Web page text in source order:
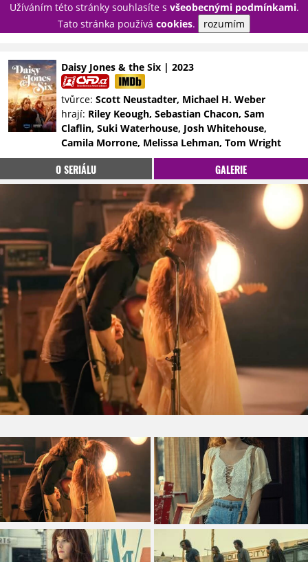
Užíváním této stránky souhlasíte s všeobecnými podmínkami.
Tato stránka používá cookies. rozumím
PŘIHLÁSIT
NOVINKY
TÉMATA
RECENZE
EPIZODY
KULT
TRAILERY
GALERIE
DISKUZE
STATISTIKY
Daisy Jones & the Six | 2023
tvůrce: Scott Neustadter, Michael H. Weber
hrají: Riley Keough, Sebastian Chacon, Sam
Claflin, Suki Waterhouse, Josh Whitehouse,
Camila Morrone, Melissa Lehman, Tom Wright
O SERIÁLU GALERIE